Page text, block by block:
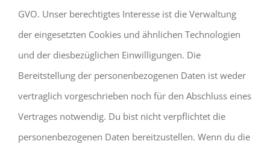
GVO. Unser berechtigtes Interesse ist die Verwaltung
der eingesetzten Cookies und ähnlichen Technologien
und der diesbezüglichen Einwilligungen. Die
Bereitstellung der personenbezogenen Daten ist weder
vertraglich vorgeschrieben noch für den Abschluss eines
Vertrages notwendig. Du bist nicht verpflichtet die
personenbezogenen Daten bereitzustellen. Wenn du die